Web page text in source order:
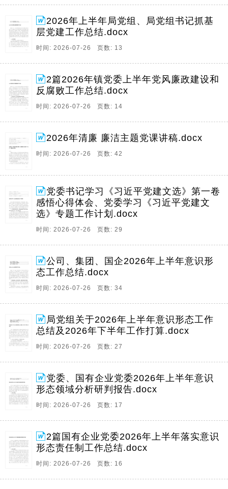
2026年上半年局党组、局党组书记抓基
层党建工作总结.docx
时间: 2026-07-26 页数: 13
2篇2026年镇党委上半年党风廉政建设和
反腐败工作总结.docx
时间: 2026-07-26 页数: 14
2026年清廉 廉洁主题党课讲稿.docx
时间: 2026-07-26 页数: 42
党委书记学习《习近平党建文选》第一卷
感悟心得体会、党委学习《习近平党建文
选》专题工作计划.docx
时间: 2026-07-26 页数: 29
公司、集团、国企2026年上半年意识形
态工作总结.docx
时间: 2026-07-26 页数: 34
局党组关于2026年上半年意识形态工作
总结及2026年下半年工作打算.docx
时间: 2026-07-26 页数: 27
党委、国有企业党委2026年上半年意识
形态领域分析研判报告.docx
时间: 2026-07-26 页数: 17
2篇国有企业党委2026年上半年落实意识
形态责任制工作总结.docx
时间: 2026-07-26 页数: 16